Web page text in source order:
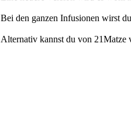
Bei den ganzen Infusionen wirst
Alternativ kannst du von 21Matze